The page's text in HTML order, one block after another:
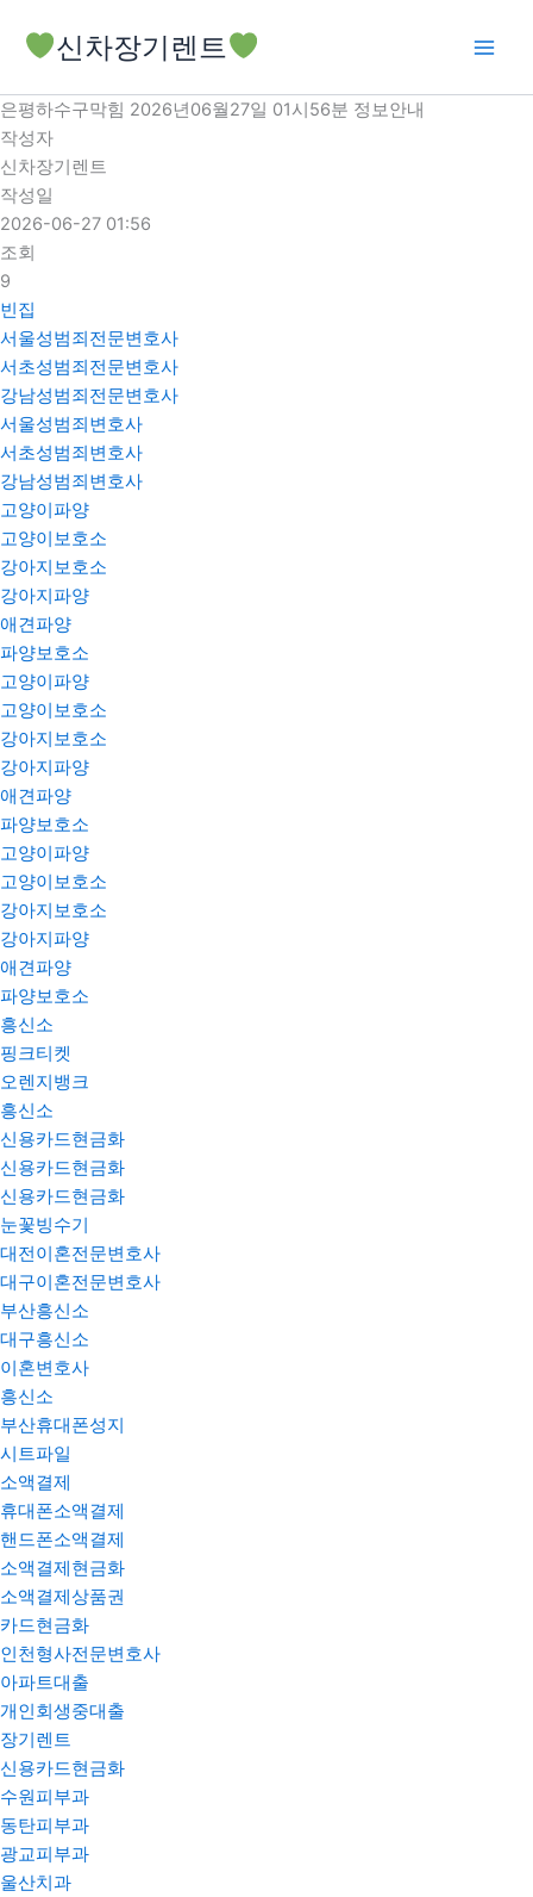
로
건
너
뛰
기
신차장기렌트
은평하수구막힘 2026년06월27일 01시56분 정보안내
작성자
신차장기렌트
작성일
2026-06-27 01:56
조회
9
빈집
서울성범죄전문변호사
서초성범죄전문변호사
강남성범죄전문변호사
서울성범죄변호사
서초성범죄변호사
강남성범죄변호사
고양이파양
고양이보호소
강아지보호소
강아지파양
애견파양
파양보호소
고양이파양
고양이보호소
강아지보호소
강아지파양
애견파양
파양보호소
고양이파양
고양이보호소
강아지보호소
강아지파양
애견파양
파양보호소
흥신소
핑크티켓
오렌지뱅크
흥신소
신용카드현금화
신용카드현금화
신용카드현금화
눈꽃빙수기
대전이혼전문변호사
대구이혼전문변호사
부산흥신소
대구흥신소
이혼변호사
흥신소
부산휴대폰성지
시트파일
소액결제
휴대폰소액결제
핸드폰소액결제
소액결제현금화
소액결제상품권
카드현금화
인천형사전문변호사
아파트대출
개인회생중대출
장기렌트
신용카드현금화
수원피부과
동탄피부과
광교피부과
울산치과